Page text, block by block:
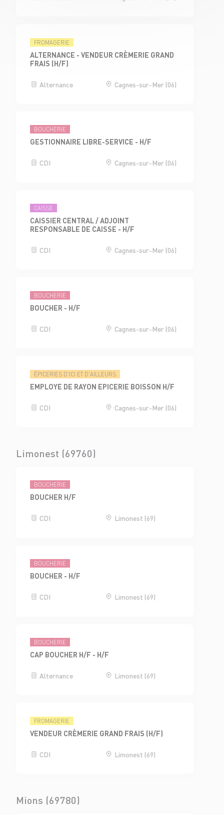
FROMAGERIE
ALTERNANCE - VENDEUR CRÈMERIE GRAND
FRAIS (H/F)
Alternance Cagnes-sur-Mer (06)
BOUCHERIE
GESTIONNAIRE LIBRE-SERVICE - H/F
CDI Cagnes-sur-Mer (06)
CAISSE
CAISSIER CENTRAL / ADJOINT
RESPONSABLE DE CAISSE - H/F
CDI Cagnes-sur-Mer (06)
BOUCHERIE
BOUCHER - H/F
CDI Cagnes-sur-Mer (06)
ÉPICERIES D'ICI ET D'AILLEURS
EMPLOYE DE RAYON EPICERIE BOISSON H/F
CDI Cagnes-sur-Mer (06)
Limonest (69760)
BOUCHERIE
BOUCHER H/F
CDI Limonest (69)
BOUCHERIE
BOUCHER - H/F
CDI Limonest (69)
BOUCHERIE
CAP BOUCHER H/F - H/F
Alternance Limonest (69)
FROMAGERIE
VENDEUR CRÈMERIE GRAND FRAIS (H/F)
CDI Limonest (69)
Mions (69780)